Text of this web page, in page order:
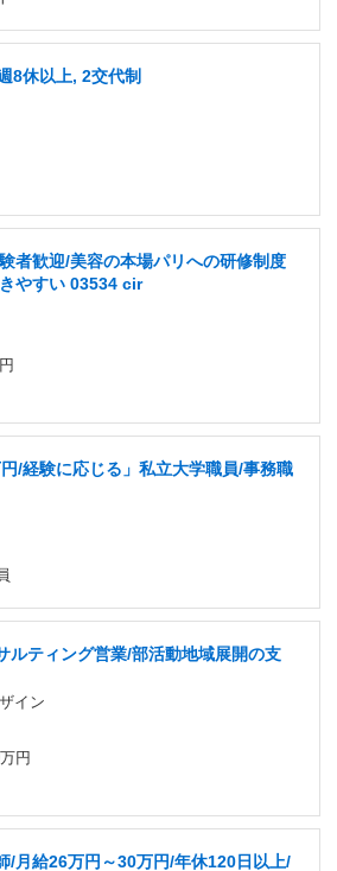
8休以上, 2交代制
者歓迎/美容の本場パリへの研修制度
やすい 03534 cir
円/経験に応じる」私立大学職員/事務職
ルティング営業/部活動地域展開の支
イン
円
/月給26万円～30万円/年休120日以上/